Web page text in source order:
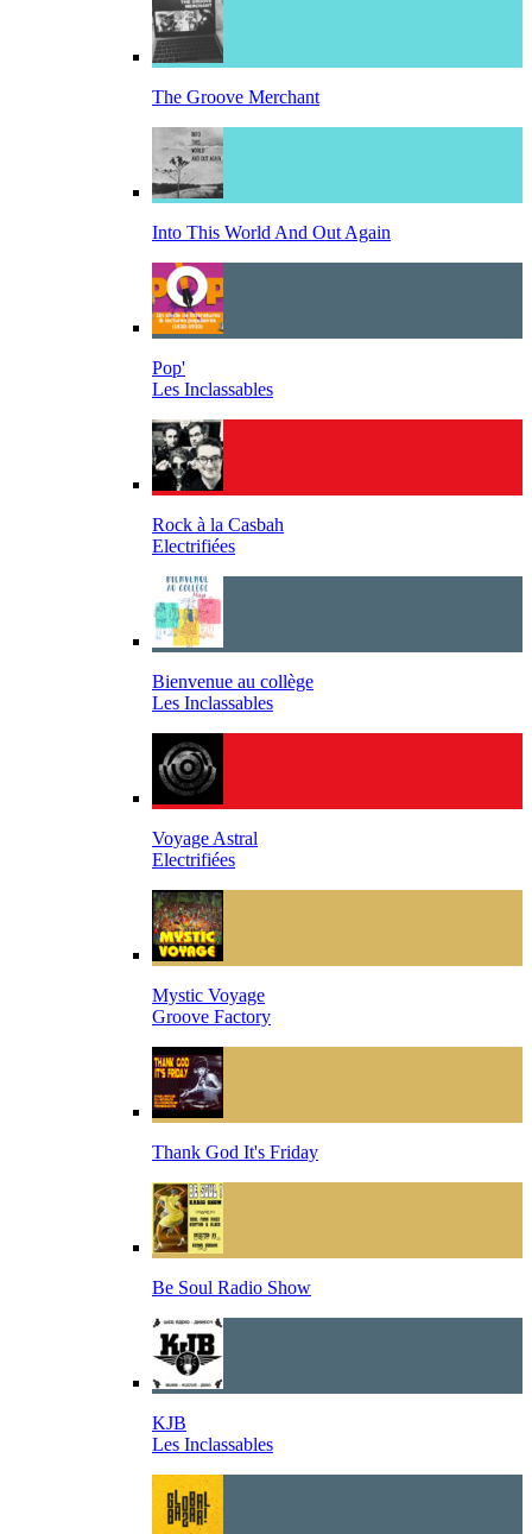
The Groove Merchant
Into This World And Out Again
Pop'
Les Inclassables
Rock à la Casbah
Electrifiées
Bienvenue au collège
Les Inclassables
Voyage Astral
Electrifiées
Mystic Voyage
Groove Factory
Thank God It's Friday
Be Soul Radio Show
KJB
Les Inclassables